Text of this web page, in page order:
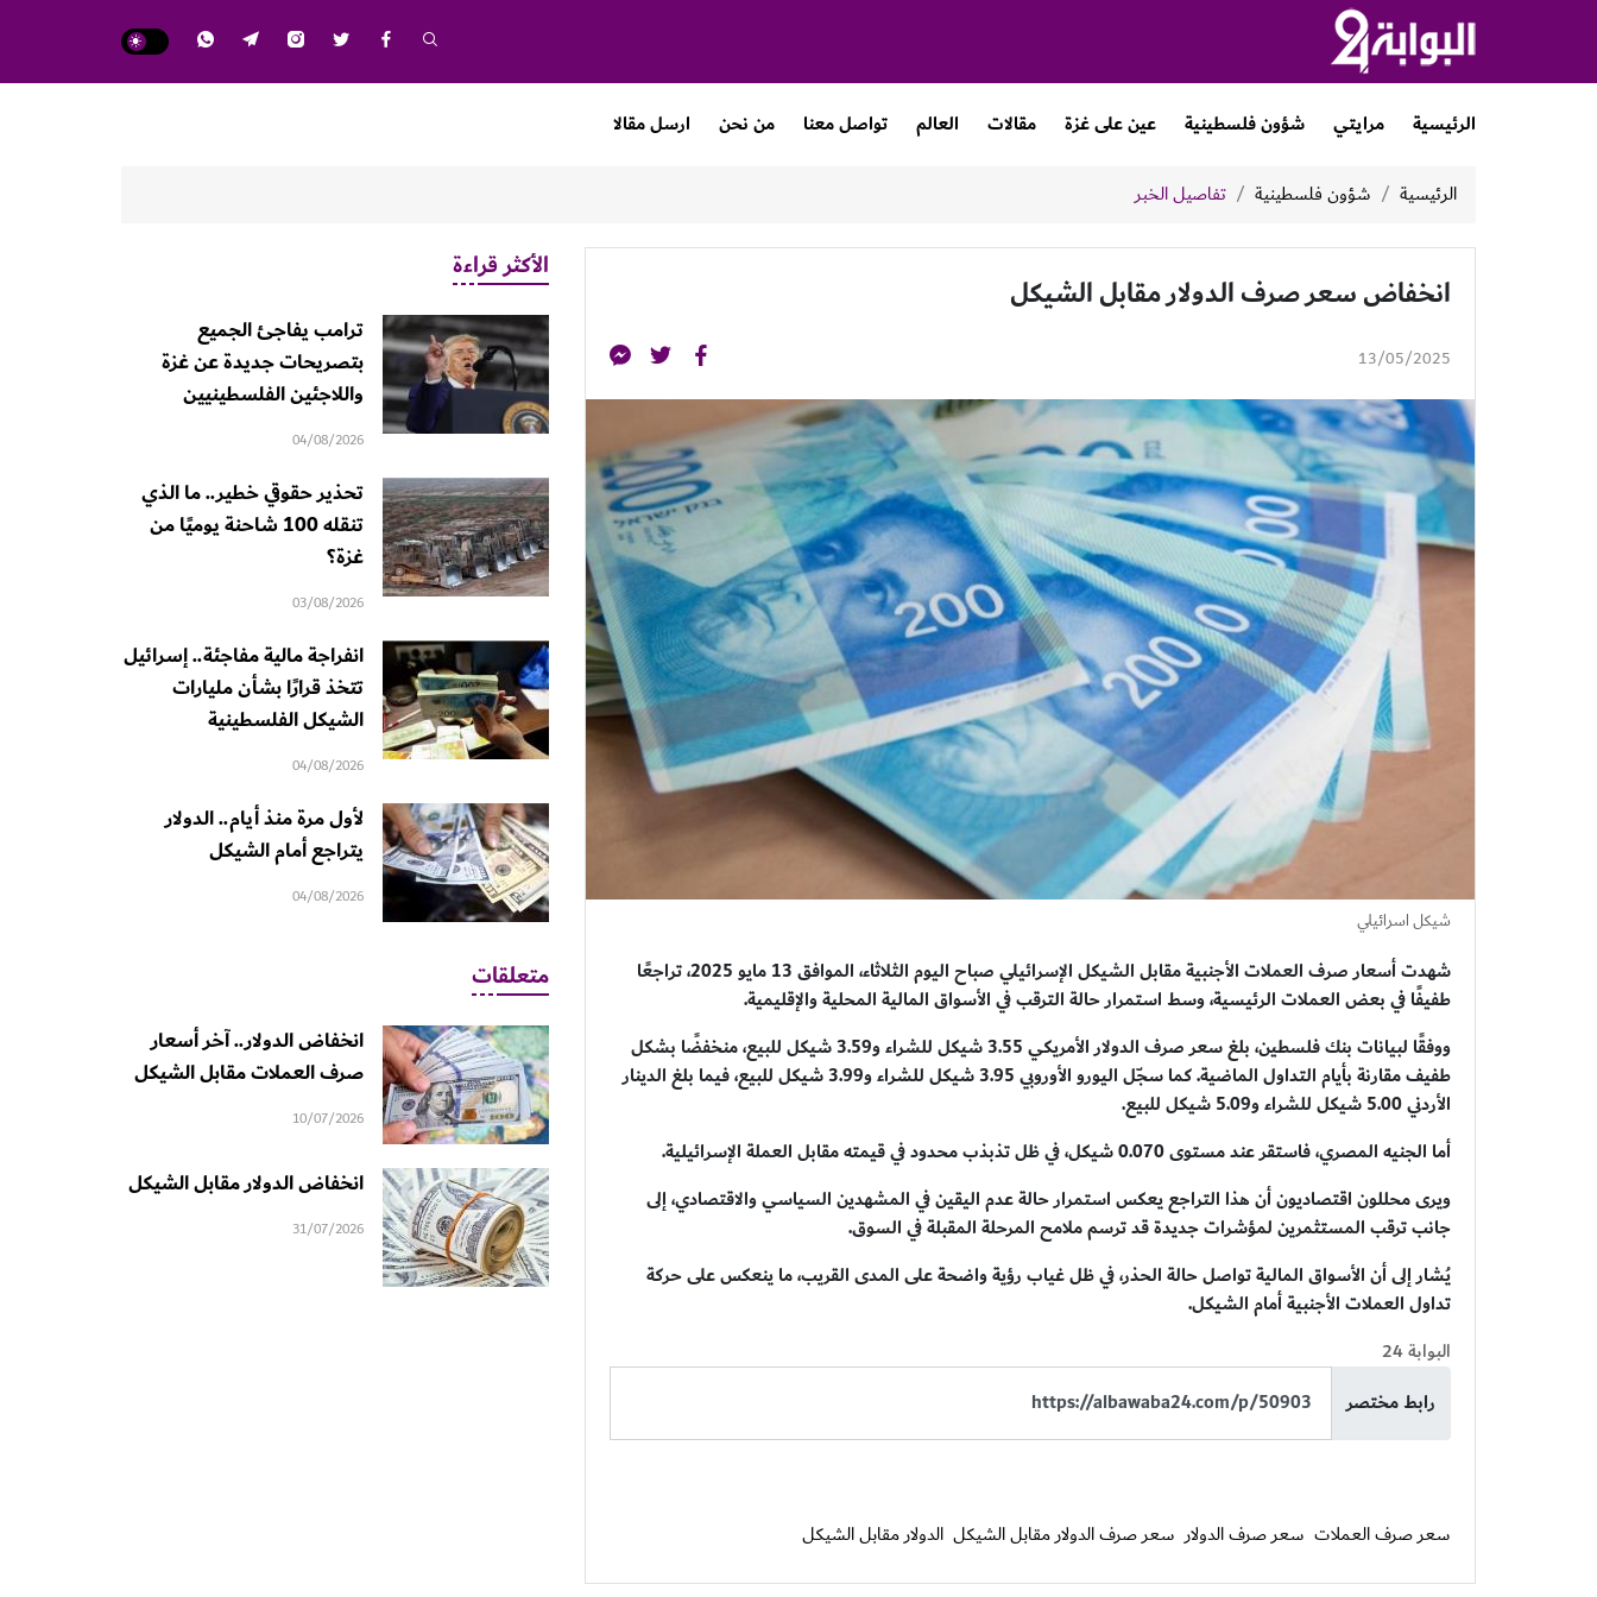
الرئيسية مرايتي شؤون فلسطينية عين على غزة مقالات العالم تواصل معنا من نحن ارسل مقالا
الرئيسية شؤون فلسطينية تفاصيل الخبر
انخفاض سعر صرف الدولار مقابل الشيكل
13/05/2025
شيكل اسرائيلي
شهدت أسعار صرف العملات الأجنبية مقابل الشيكل الإسرائيلي صباح اليوم الثلاثاء، الموافق 13 مايو 2025، تراجعًا
طفيفًا في بعض العملات الرئيسية، وسط استمرار حالة الترقب في الأسواق المالية المحلية والإقليمية.
ووفقًا لبيانات بنك فلسطين، بلغ سعر صرف الدولار الأمريكي 3.55 شيكل للشراء و3.59 شيكل للبيع، منخفضًا بشكل
طفيف مقارنة بأيام التداول الماضية. كما سجّل اليورو الأوروبي 3.95 شيكل للشراء و3.99 شيكل للبيع، فيما بلغ الدينار
الأردني 5.00 شيكل للشراء و5.09 شيكل للبيع.
أما الجنيه المصري، فاستقر عند مستوى 0.070 شيكل، في ظل تذبذب محدود في قيمته مقابل العملة الإسرائيلية.
ويرى محللون اقتصاديون أن هذا التراجع يعكس استمرار حالة عدم اليقين في المشهدين السياسي والاقتصادي، إلى
جانب ترقب المستثمرين لمؤشرات جديدة قد ترسم ملامح المرحلة المقبلة في السوق.
يُشار إلى أن الأسواق المالية تواصل حالة الحذر، في ظل غياب رؤية واضحة على المدى القريب، ما ينعكس على حركة
تداول العملات الأجنبية أمام الشيكل.
البوابة 24
رابط مختصر
سعر صرف العملات سعر صرف الدولار سعر صرف الدولار مقابل الشيكل الدولار مقابل الشيكل
الأكثر قراءة
ترامب يفاجئ الجميع
بتصريحات جديدة عن غزة
واللاجئين الفلسطينيين
04/08/2026
تحذير حقوقي خطير.. ما الذي
تنقله 100 شاحنة يوميًا من
غزة؟
03/08/2026
انفراجة مالية مفاجئة.. إسرائيل
تتخذ قرارًا بشأن مليارات
الشيكل الفلسطينية
04/08/2026
لأول مرة منذ أيام.. الدولار
يتراجع أمام الشيكل
04/08/2026
متعلقات
انخفاض الدولار.. آخر أسعار
صرف العملات مقابل الشيكل
10/07/2026
انخفاض الدولار مقابل الشيكل
31/07/2026